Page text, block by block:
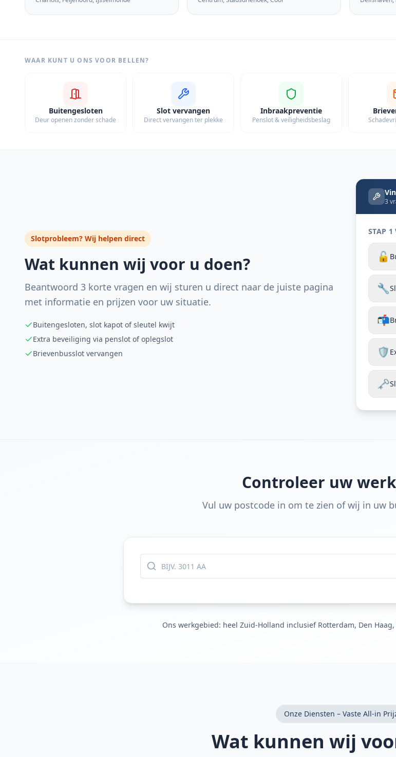
WAAR KUNT U ONS VOOR BELLEN?
Buitengesloten
Deur openen zonder schade
Slot vervangen
Direct vervangen ter plekke
Inbraakpreventie
Penslot & veiligheidsbeslag
Slotprobleem? Wij helpen direct
Wat kunnen wij voor u doen?
Beantwoord 3 korte vragen en wij sturen u direct naar de juiste pagina
met informatie en prijzen voor uw situatie.
Buitengesloten, slot kapot of sleutel kwijt
Extra beveiliging via penslot of oplegslot
Brievenbusslot vervangen
3
STAP 1
🔓
🔧
📬
🛡️
🗝️
Controleer uw
Vul uw postcode in om te zien of wij in uw
Ons werkgebied: heel Zuid-Holland inclusief Rotterdam, Den
Onze Diensten – Vaste All-in
Wat kunnen wij